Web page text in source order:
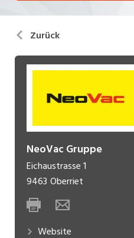
Zurück
NeoVac Gruppe
Eichaustrasse 1
9463 Oberriet
Website